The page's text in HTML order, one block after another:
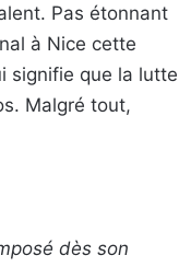
Pas étonnant
à Nice cette
signifie que la lutte
Malgré tout,
dès son